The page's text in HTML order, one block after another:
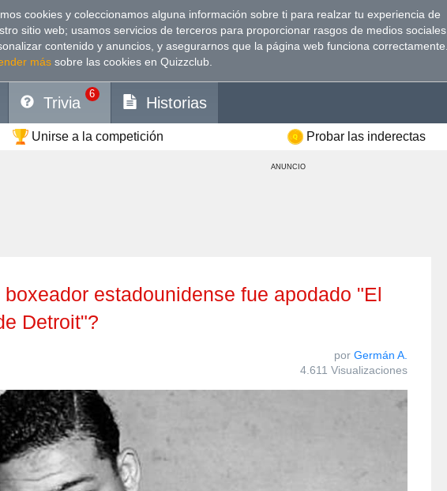
cookies y coleccionamos alguna información sobre ti para realzar tu experiencia de
sitio web; usamos servicios de terceros para proporcionar rasgos de medios sociales,
contenido y anuncios, y asegurarnos que la página web funciona correctamente.
más sobre las cookies en Quizzclub.
Trivia
6
Historias
Unirse a la competición Probar las inderectas
ANUNCIO
Detroit"?
por Germán A.
4.611 Visualizaciones